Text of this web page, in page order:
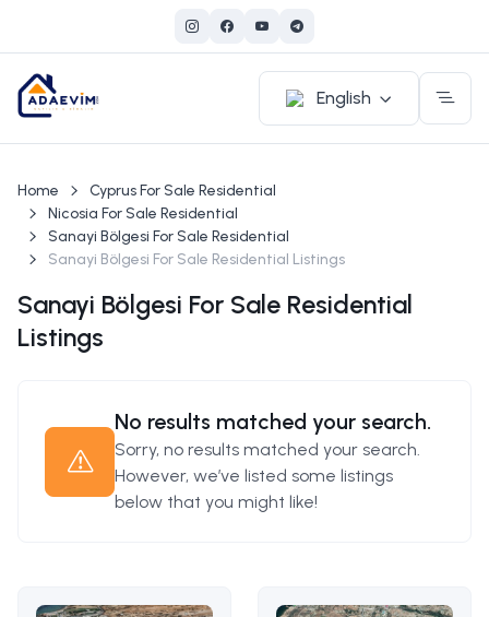
English
Home
Cyprus For Sale Residential
Nicosia For Sale Residential
Sanayi Bölgesi For Sale Residential
Sanayi Bölgesi For Sale Residential Listings
Sanayi Bölgesi For Sale Residential
Listings
No results matched your search.
Sorry, no results matched your search.
However, we’ve listed some listings
below that you might like!